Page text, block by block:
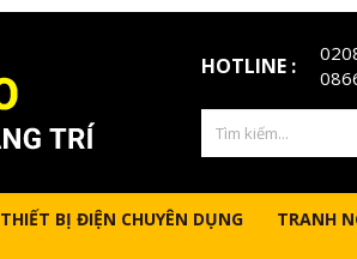
HOTLINE :
THIẾT BỊ ĐIỆN CHUYÊN DỤNG TRANH